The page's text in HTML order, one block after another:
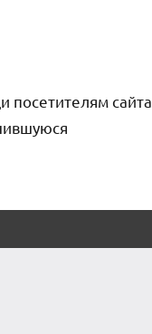
посетителям сайта